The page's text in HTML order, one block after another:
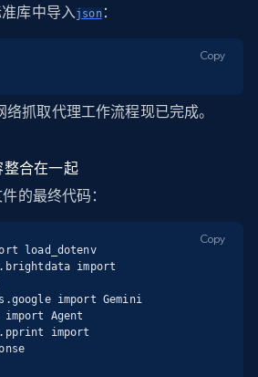
库中导入json：
Copy
抓取代理工作流程现已完成。
合在一起
的最终代码：
load_dotenv
import
import Gemini
import Agent
import
Copy